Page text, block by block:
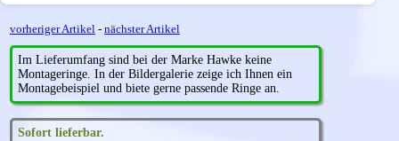
vorheriger Artikel - nächster Artikel
Im Lieferumfang sind bei der Marke Hawke keine
Montageringe. In der Bildergalerie zeige ich Ihnen ein
Montagebeispiel und biete gerne passende Ringe an.
Sofort lieferbar.